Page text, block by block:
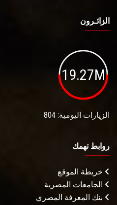
الزائـرون
19.27M
الزيارات اليومية: 804
روابط تهمك
خريطة الموقع
الجامعات المصرية
بنك المعرفة المصري